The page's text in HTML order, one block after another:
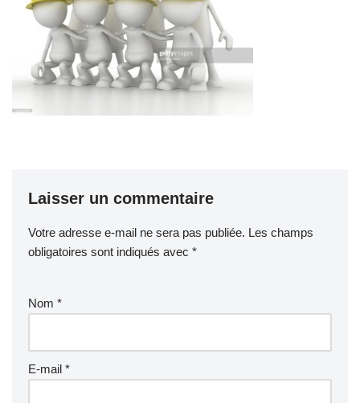
Laisser un commentaire
Votre adresse e-mail ne sera pas publiée. Les champs
obligatoires sont indiqués avec *
Nom *
E-mail *